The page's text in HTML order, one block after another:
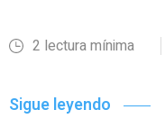
2 lectura mínima
Sigue leyendo